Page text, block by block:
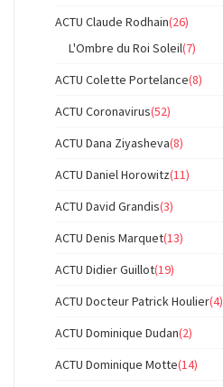
ACTU Claude Rodhain(26)
L'Ombre du Roi Soleil(7)
ACTU Colette Portelance(8)
ACTU Coronavirus(52)
ACTU Dana Ziyasheva(8)
ACTU Daniel Horowitz(11)
ACTU David Grandis(3)
ACTU Denis Marquet(13)
ACTU Didier Guillot(19)
ACTU Docteur Patrick Houlier(4)
ACTU Dominique Dudan(2)
ACTU Dominique Motte(14)